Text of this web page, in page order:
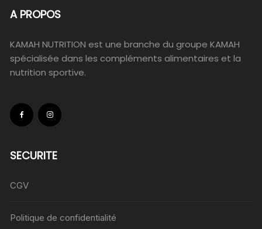
A PROPOS
KAMAH NUTRITION est une branche du groupe KAMAH
spécialisée dans les compléments alimentaires et la
nutrition sportive.
SECURITE
CGV
Politique de confidentialité